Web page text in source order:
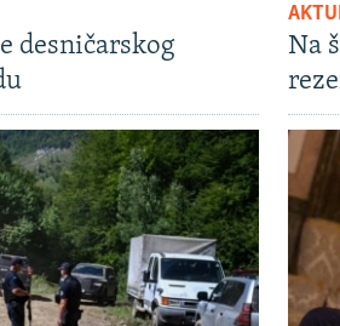
desničarskog
Na